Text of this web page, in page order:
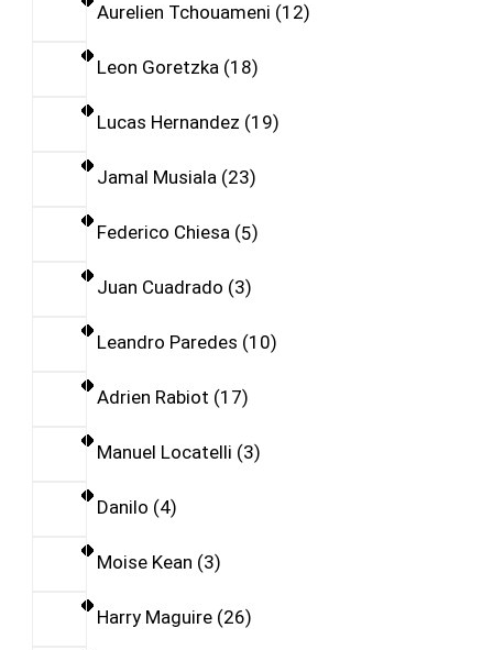
Aurelien Tchouameni 12
Leon Goretzka 18
Lucas Hernandez 19
Jamal Musiala 23
Federico Chiesa 5
Juan Cuadrado 3
Leandro Paredes 10
Adrien Rabiot 17
Manuel Locatelli 3
Danilo 4
Moise Kean 3
Harry Maguire 26